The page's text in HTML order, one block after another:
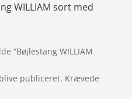
WILLIAM sort med
“Bøjlestang WILLIAM
publiceret. Krævede